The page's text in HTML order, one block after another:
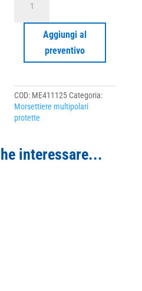
quantità
Aggiungi al
preventivo
COD: ME411125 Categoria:
Morsettiere multipolari
protette
interessare...